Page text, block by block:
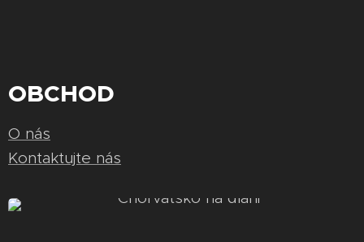
OBCHOD
O nás
Kontaktujte nás